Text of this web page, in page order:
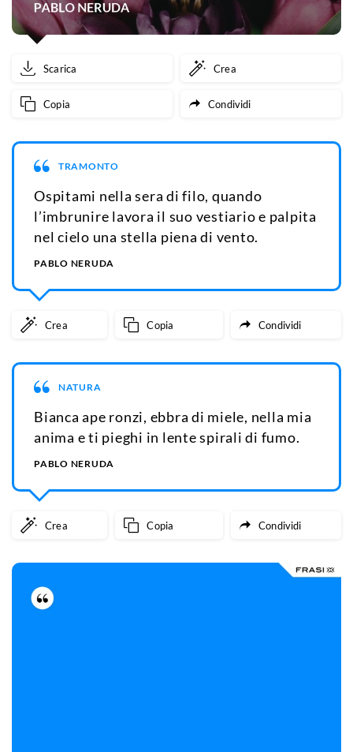
Scarica Crea
Copia Condividi
TRAMONTO
Ospitami nella sera di filo, quando
l’imbrunire lavora il suo vestiario e palpita
nel cielo una stella piena di vento.
PABLO NERUDA
Crea Copia Condividi
NATURA
Bianca ape ronzi, ebbra di miele, nella mia
anima e ti pieghi in lente spirali di fumo.
PABLO NERUDA
Crea Copia Condividi